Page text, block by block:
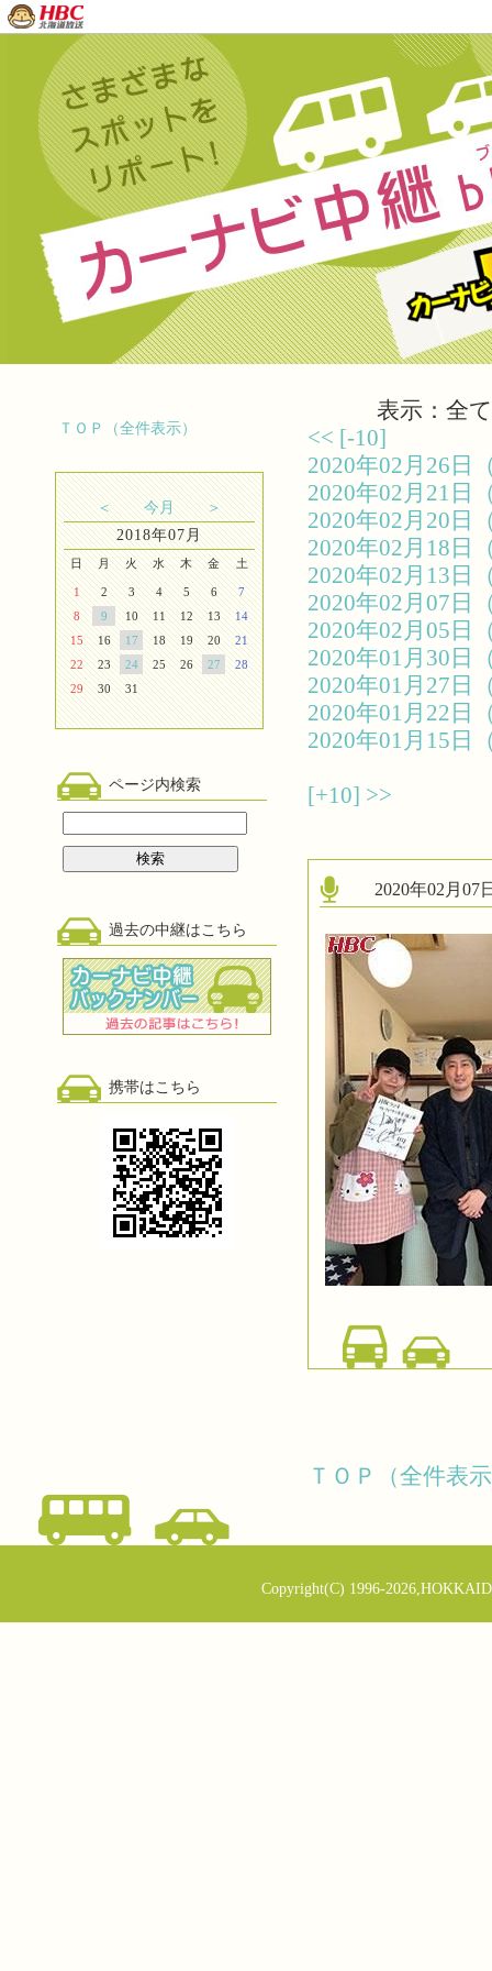
ＴＯＰ（全件表示）
＜ 今月
＞
2018年07月
日 月 火 水 木 金 土
1 2 3 4 5 6
7
8
9 10 11 12 13
14
15
16 17 18 19 20
21
22
23 24 25 26 27
28
29
30 31
ページ内検索
過去の中継はこちら
携帯はこちら
表示：全て
<< [-10]
2020年02月26
2020年02月21
2020年02月20
2020年02月18
2020年02月13
2020年02月07
2020年02月05
2020年01月30
2020年01月27
2020年01月22
2020年01月15
[+10] >>
2020年02月
ＴＯＰ（全件表
Copyright(C) 1996-